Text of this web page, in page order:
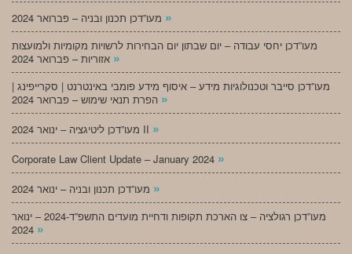
»
מעו”דכן יחסי עבודה – יום שבתון יום הבחירות לרשויות מקומיות ולמועצות
»
מעו”דכן סייבר וטכנולוגיות מידע – איסוף מידע פומבי באינטרנט | סקרייפינג |
»
מעו”דכן ליטיגציה – ינואר 2024 II »
Corporate Law Client Update – January 2024 »
»
מעו”דכן רגולציה – צו הארכת תקופות ודחיית מועדים התשפ”ד-2024 – ינואר
»